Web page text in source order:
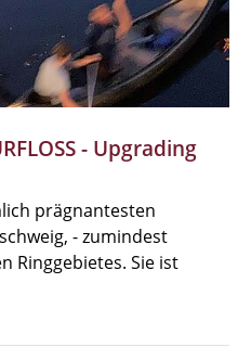
- Upgrading
prägnantesten
- zumindest
Ringgebietes. Sie ist